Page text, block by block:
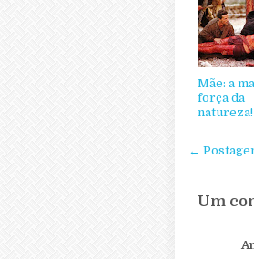
Mãe: a
força da
natureza!
←
Um